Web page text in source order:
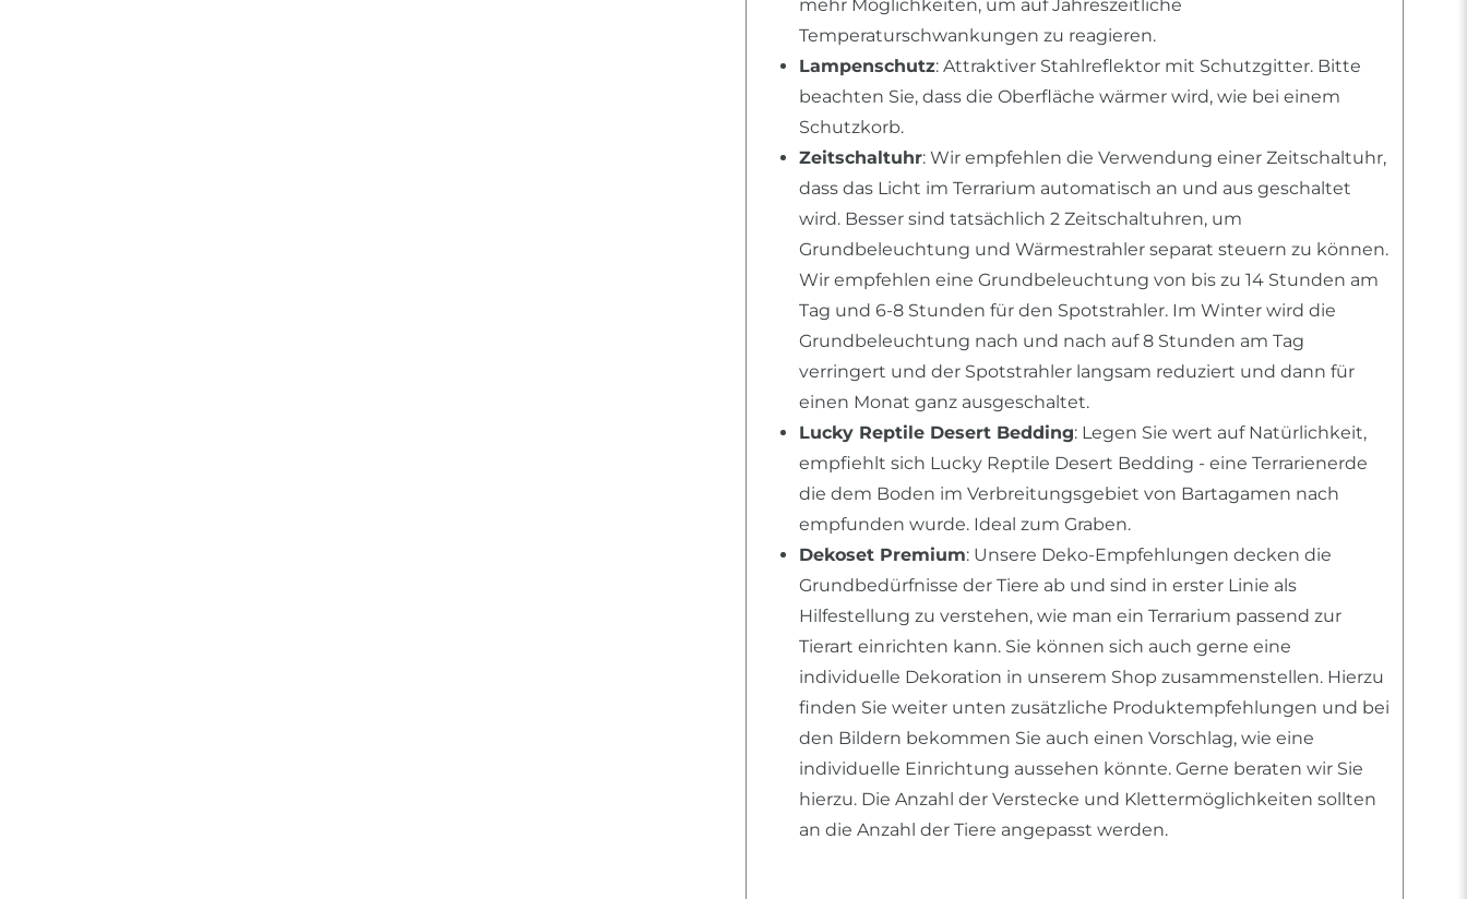
mehr Möglichkeiten, um auf Jahreszeitliche
Temperaturschwankungen zu reagieren.
Lampenschutz: Attraktiver Stahlreflektor mit Schutzgitter. Bitte
beachten Sie, dass die Oberfläche wärmer wird, wie bei einem
Schutzkorb.
Zeitschaltuhr: Wir empfehlen die Verwendung einer Zeitschaltuhr,
dass das Licht im Terrarium automatisch an und aus geschaltet
wird. Besser sind tatsächlich 2 Zeitschaltuhren, um
Grundbeleuchtung und Wärmestrahler separat steuern zu können.
Wir empfehlen eine Grundbeleuchtung von bis zu 14 Stunden am
Tag und 6-8 Stunden für den Spotstrahler. Im Winter wird die
Grundbeleuchtung nach und nach auf 8 Stunden am Tag
verringert und der Spotstrahler langsam reduziert und dann für
einen Monat ganz ausgeschaltet.
Lucky Reptile Desert Bedding: Legen Sie wert auf Natürlichkeit,
empfiehlt sich Lucky Reptile Desert Bedding - eine Terrarienerde
die dem Boden im Verbreitungsgebiet von Bartagamen nach
empfunden wurde. Ideal zum Graben.
Dekoset Premium: Unsere Deko-Empfehlungen decken die
Grundbedürfnisse der Tiere ab und sind in erster Linie als
Hilfestellung zu verstehen, wie man ein Terrarium passend zur
Tierart einrichten kann. Sie können sich auch gerne eine
individuelle Dekoration in unserem Shop zusammenstellen. Hierzu
finden Sie weiter unten zusätzliche Produktempfehlungen und bei
den Bildern bekommen Sie auch einen Vorschlag, wie eine
individuelle Einrichtung aussehen könnte. Gerne beraten wir Sie
hierzu. Die Anzahl der Verstecke und Klettermöglichkeiten sollten
an die Anzahl der Tiere angepasst werden.